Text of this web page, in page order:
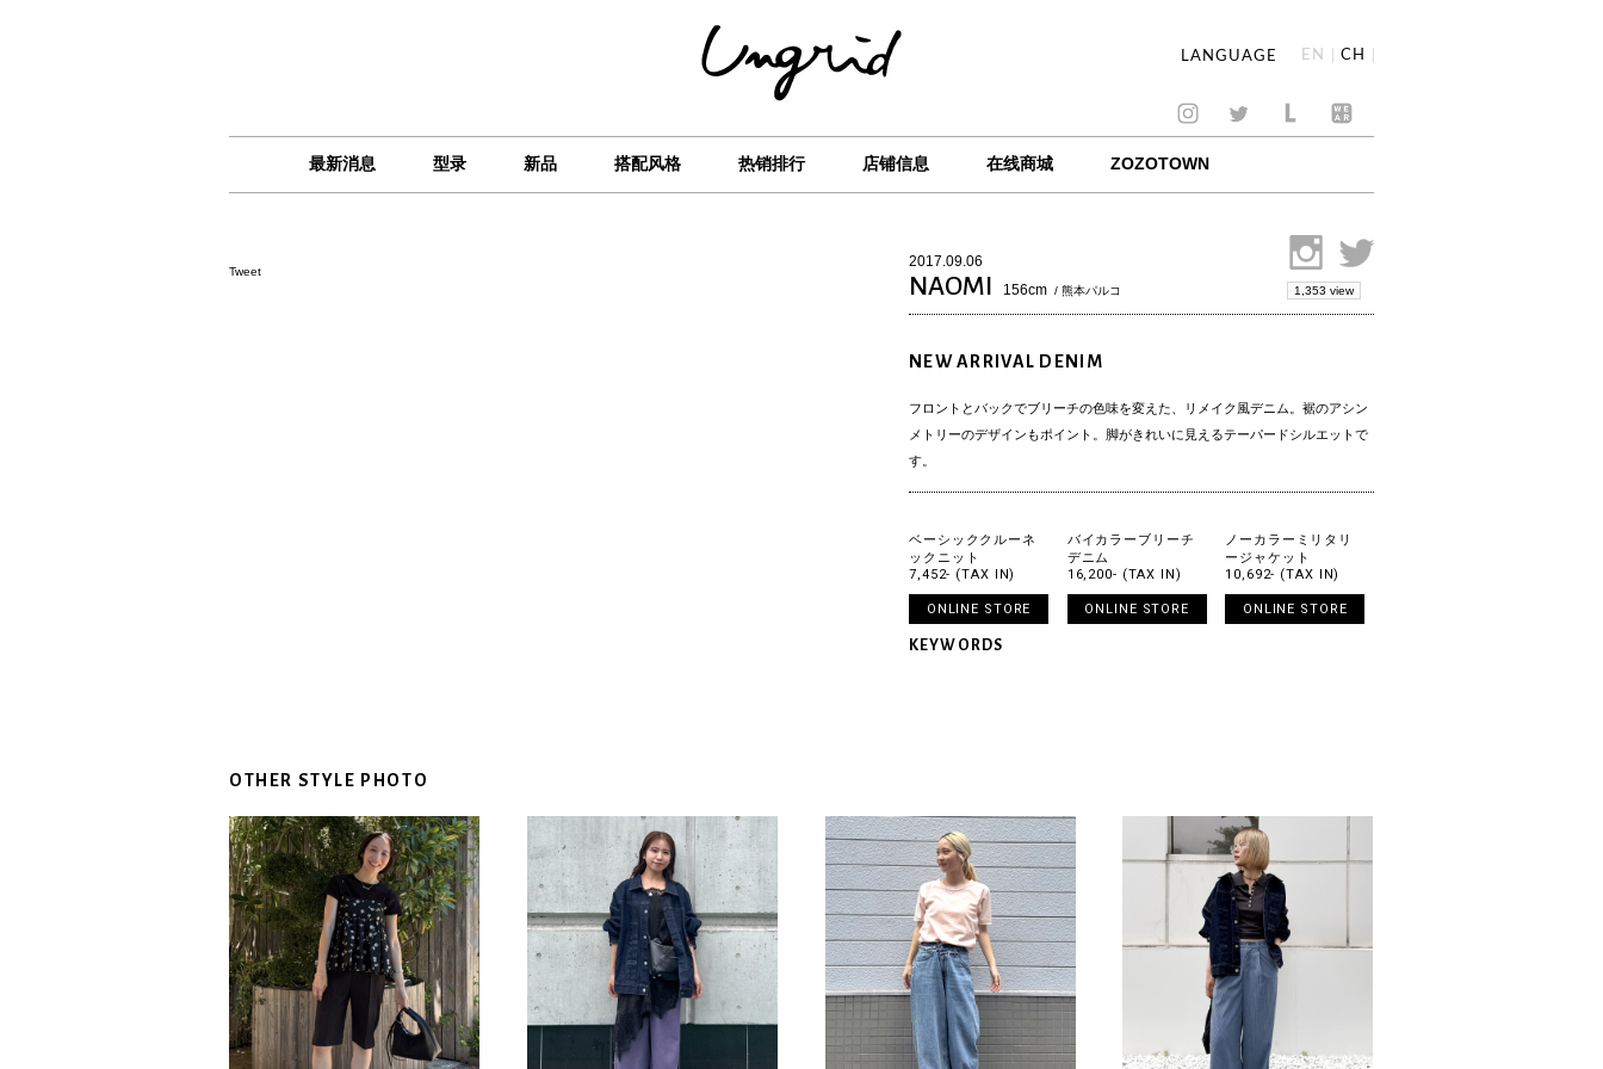
LANGUAGE EN CH
最新消息 型录 新品 搭配风格 热销排行 店铺信息 在线商城 ZOZOTOWN
Tweet
2017.09.06
NAOMI 156cm / 熊本パルコ 1,353 view
NEW ARRIVAL DENIM
フロントとバックでブリーチの色味を変えた、リメイク風デニム。裾のアシン
メトリーのデザインもポイント。脚がきれいに見えるテーパードシルエットで
す。
ベーシッククルーネ
ックニット
7,452- (TAX IN)
ONLINE STORE
バイカラーブリーチ
デニム
16,200- (TAX IN)
ONLINE STORE
ノーカラーミリタリ
ージャケット
10,692- (TAX IN)
ONLINE STORE
KEYWORDS
OTHER STYLE PHOTO